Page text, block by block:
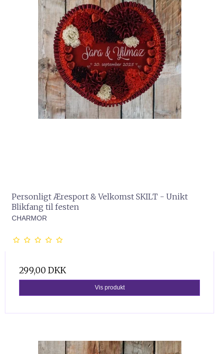
Personligt Æresport & Velkomst SKILT - Unikt
Blikfang til festen
CHARMOR
299,00 DKK
Vis produkt